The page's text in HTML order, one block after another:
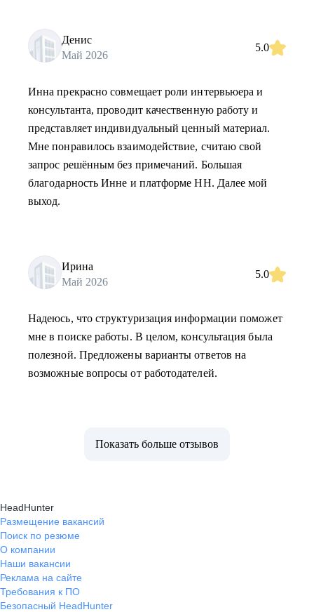
Денис
Май 2026
5.0
Инна прекрасно совмещает роли интервьюера и
консультанта, проводит качественную работу и
представляет индивидуальный ценный материал.
Мне понравилось взаимодействие, считаю свой
запрос решённым без примечаний. Большая
благодарность Инне и платформе НН. Далее мой
выход.
Ирина
Май 2026
5.0
Надеюсь, что структуризация информации поможет
мне в поиске работы. В целом, консультация была
полезной. Предложены варианты ответов на
возможные вопросы от работодателей.
Показать больше отзывов
HeadHunter
Размещение вакансий
Поиск по резюме
О компании
Наши вакансии
Реклама на сайте
Требования к ПО
Безопасный HeadHunter